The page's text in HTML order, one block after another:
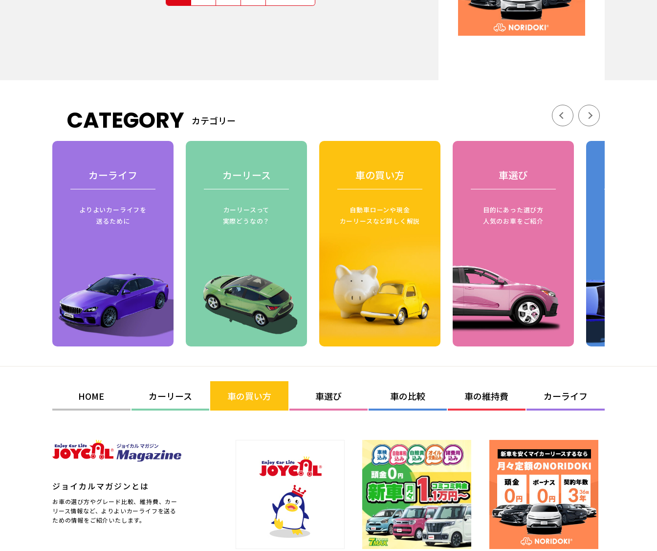
CATEGORY カテゴリー
カーライフ
よりよいカーライフを
送るために
カーリース
カーリースって
実際どうなの？
車の買い方
自動車ローンや現金
カーリースなど詳しく解説
車選び
目的にあった選び方
人気のお車をご紹介
HOME カーリース 車の買い方 車選び 車の比較 車の維持費 カーライフ
ジョイカルマガジンとは
お車の選び方やグレード比較、維持費、カー
リース情報など、よりよいカーライフを送る
ための情報をご紹介いたします。